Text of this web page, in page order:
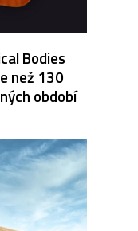
Bodies
než 130
období